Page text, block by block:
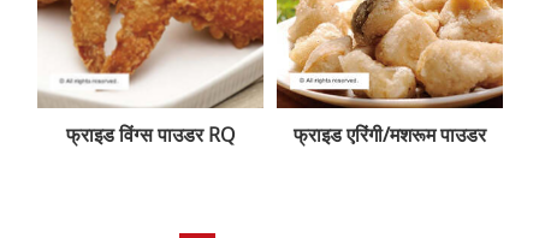
फ्राइड विंग्स पाउडर RQ फ्राइड एरिंगी/मशरूम पाउडर